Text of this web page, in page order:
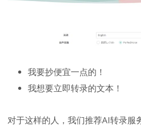
我要抄便宜一点的！
我想要立即转录的文本！
对于这样的人，我们推荐AI转录服